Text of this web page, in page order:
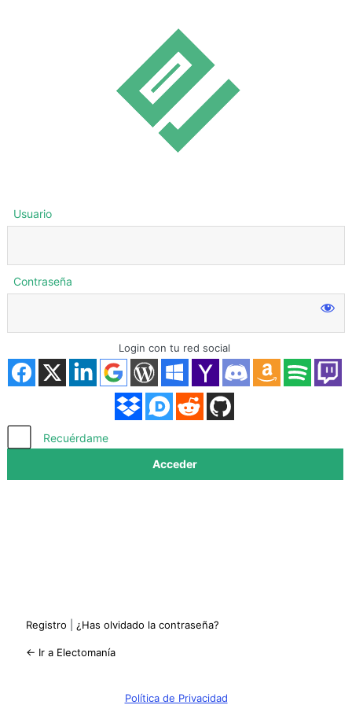
Acceder
Usuario
Contraseña
Login con tu red social
Recuérdame
Registro ¿Has olvidado la contraseña?
← Ir a Electomanía
Política de Privacidad